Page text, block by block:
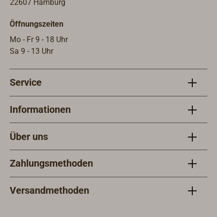
22607 Hamburg
Öffnungszeiten
Mo - Fr 9 - 18 Uhr
Sa 9 - 13 Uhr
Service
Informationen
Über uns
Zahlungsmethoden
Versandmethoden